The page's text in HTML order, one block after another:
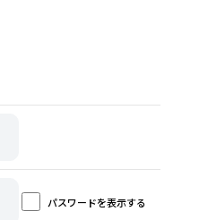
パスワードを表示する